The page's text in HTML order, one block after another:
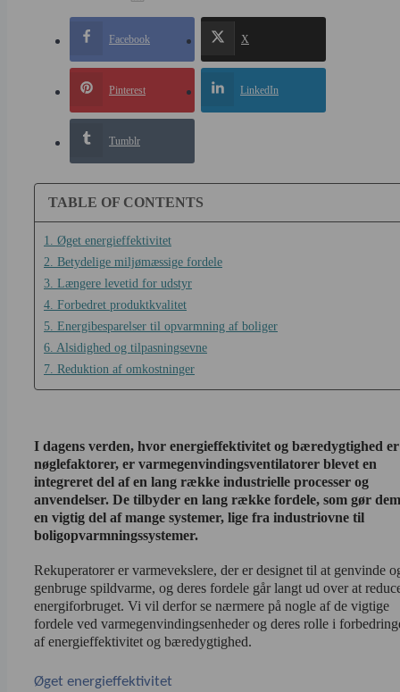
Facebook X
Pinterest LinkedIn
Tumblr
TABLE OF CONTENTS
1. Øget energieffektivitet
2. Betydelige miljømæssige fordele
3. Længere levetid for udstyr
4. Forbedret produktkvalitet
5. Energibesparelser til opvarmning af boliger
6. Alsidighed og tilpasningsevne
7. Reduktion af omkostninger
I dagens verden, hvor energieffektivitet og bæredygtighed er
nøglefaktorer, er varmegenvindingsventilatorer blevet en
integreret del af en lang række industrielle processer og
anvendelser. De tilbyder en lang række fordele, som gør
en vigtig del af mange systemer, lige fra industriovne til
boligopvarmningssystemer.
Rekuperatorer er varmevekslere, der er designet til at genvinde
genbruge spildvarme, og deres fordele går langt ud over at
energiforbruget. Vi vil derfor se nærmere på nogle af de vigtige
fordele ved varmegenvindingsenheder og deres rolle i
af energieffektivitet og bæredygtighed.
Øget energieffektivitet